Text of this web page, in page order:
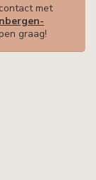
met
graag!